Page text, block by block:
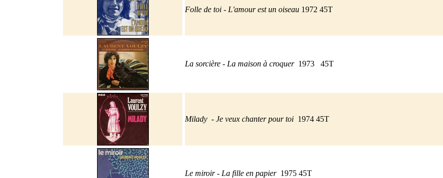
Folle de toi - L'amour est un oiseau 1972 45T
La sorcière - La maison à croquer1973 45T
Milady - Je veux chanter pour toi 1974 45T
Le miroir - La fille en papier1975 45T